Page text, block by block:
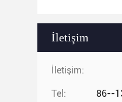
İletişim
İletişim:
Tel: 86--